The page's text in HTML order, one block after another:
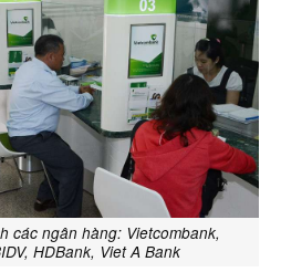
các ngân hàng: Vietcombank,
HDBank, Viet A Bank